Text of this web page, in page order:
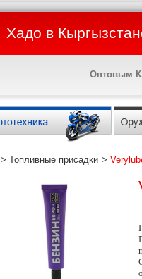
Хадо в
Оптовым
> Топливные присадки >